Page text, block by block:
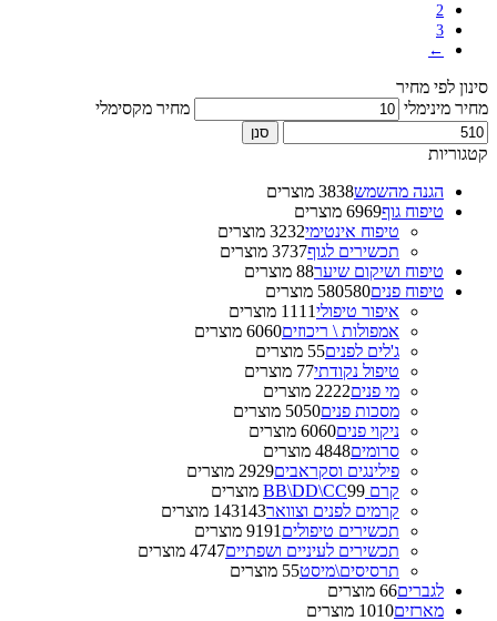
2
3
←
סינון לפי מחיר
מחיר מינימלי
מחיר מקסימלי
סנן
קטגוריות
הגנה מהשמש
3838 מוצרים
טיפוח גוף
6969 מוצרים
טיפוח אינטימי
3232 מוצרים
תכשירים לגוף
3737 מוצרים
טיפוח ושיקום שיער 88 מוצרים
טיפוח פנים
580580 מוצרים
איפור טיפולי
11 11 מוצרים
אמפולות \ ריכוזים
6060 מוצרים
ג'לים לפנים 55 מוצרים
טיפול נקודתי 77 מוצרים
מי פנים
2222 מוצרים
מסכות פנים
5050 מוצרים
ניקוי פנים
6060 מוצרים
סרומים
4848 מוצרים
פילינגים וסקראבים
2929 מוצרים
קרם BB\DD\CC
99 מוצרים
קרמים לפנים וצוואר
143143 מוצרים
תכשירים טיפולים
9191 מוצרים
תכשירים לעיניים ושפתיים
4747 מוצרים
תרסיסים\מיסט 55 מוצרים
לגברים 66 מוצרים
מארזים
1010 מוצרים